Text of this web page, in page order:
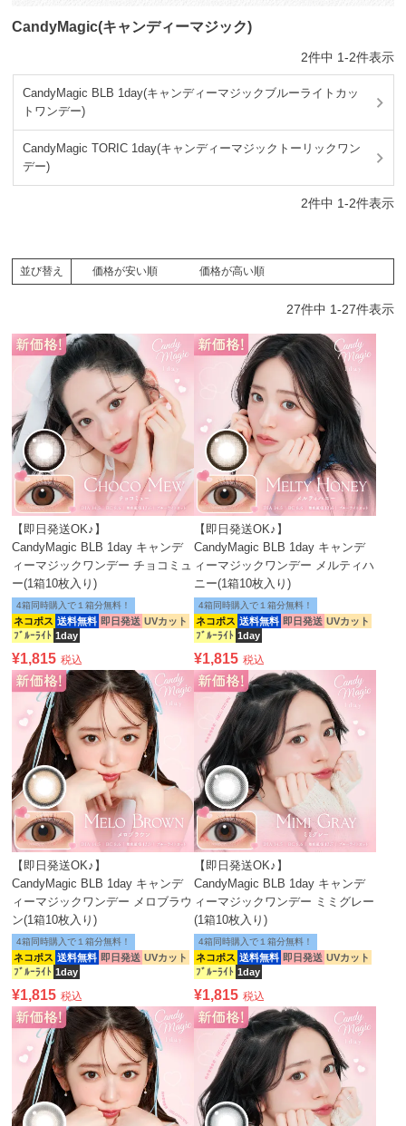
CandyMagic(キャンディーマジック)
2件中 1-2件表示
CandyMagic BLB 1day(キャンディーマジックブルーライトカッ
トワンデー)
CandyMagic TORIC 1day(キャンディーマジックトーリックワン
デー)
2件中 1-2件表示
並び替え 価格が安い順 価格が高い順
27件中 1-27件表示
【即日発送OK♪】
CandyMagic BLB 1day キャンデ
ィーマジックワンデー チョコミュ
ー(1箱10枚入り)
ネコポス 送料無料 即日発送 UVカット
ﾌﾞﾙｰﾗｲﾄ 1day
4箱同時購入で１箱分無料！
¥1,815 税込
【即日発送OK♪】
CandyMagic BLB 1day キャンデ
ィーマジックワンデー メルティハ
ニー(1箱10枚入り)
ネコポス 送料無料 即日発送 UVカット
ﾌﾞﾙｰﾗｲﾄ 1day
4箱同時購入で１箱分無料！
¥1,815 税込
【即日発送OK♪】
CandyMagic BLB 1day キャンデ
ィーマジックワンデー メロブラウ
ン(1箱10枚入り)
ネコポス 送料無料 即日発送 UVカット
ﾌﾞﾙｰﾗｲﾄ 1day
4箱同時購入で１箱分無料！
¥1,815 税込
【即日発送OK♪】
CandyMagic BLB 1day キャンデ
ィーマジックワンデー ミミグレー
(1箱10枚入り)
ネコポス 送料無料 即日発送 UVカット
ﾌﾞﾙｰﾗｲﾄ 1day
4箱同時購入で１箱分無料！
¥1,815 税込